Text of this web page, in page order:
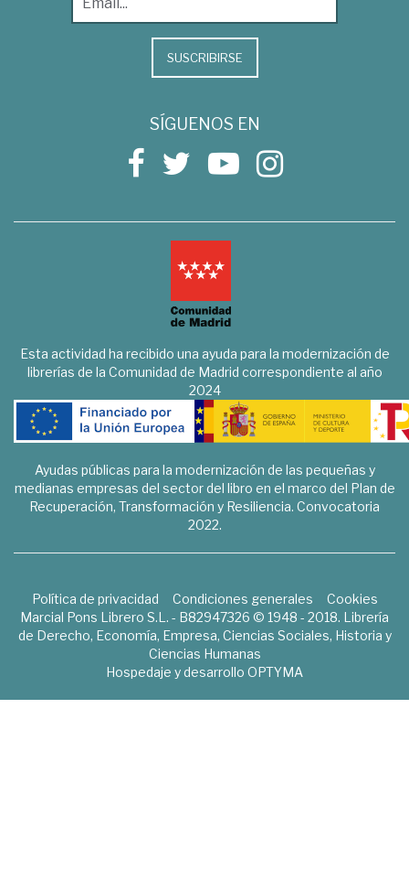
SUSCRIBIRSE
SÍGUENOS EN
Esta actividad ha recibido una ayuda para la modernización de
librerías de la Comunidad de Madrid correspondiente al año
2024
Ayudas públicas para la modernización de las pequeñas y
medianas empresas del sector del libro en el marco del Plan de
Recuperación, Transformación y Resiliencia. Convocatoria
2022.
Política de privacidad Condiciones generales
Cookies
Marcial Pons Librero S.L. - B82947326 © 1948 - 2018. Librería
de Derecho, Economía, Empresa, Ciencias Sociales, Historia y
Ciencias Humanas
Hospedaje y desarrollo OPTYMA